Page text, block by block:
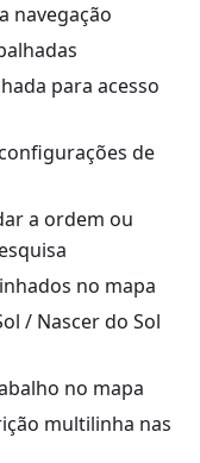
navegação
para acesso
de
a ordem ou
no mapa
/ Nascer do Sol
no mapa
multilinha nas